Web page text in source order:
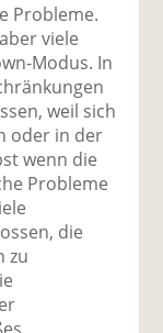
Probleme.
viele
Modus. In
weil sich
oder in der
wenn die
Probleme
die
zu